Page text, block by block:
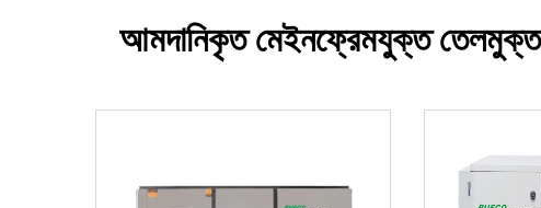
আমদানিকৃত মেইনফ্রেমযুক্ত তেলমুক্ত